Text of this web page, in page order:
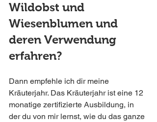
Wildobst und
Wiesenblumen und
deren Verwendung
erfahren?
Dann empfehle ich dir meine
Kräuterjahr. Das Kräuterjahr ist eine 12
monatige zertifizierte Ausbildung, in
der du von mir lernst, wie du das ganze